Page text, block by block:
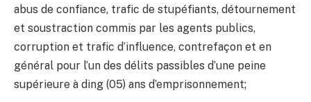
abus de confiance, trafic de stupéfiants, détournement
et soustraction commis par les agents publics,
corruption et trafic d’influence, contrefaçon et en
général pour l’un des délits passibles d’une peine
supérieure à ding (05) ans d’emprisonnement;